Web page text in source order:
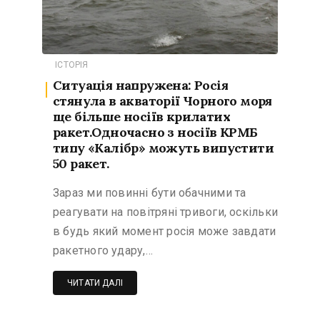
ІСТОРІЯ
Ситуація напружена: Росія
стянула в акваторії Чорного моря
ще більше носіїв крилатих
ракет.Одночасно з носіїв КРМБ
типу «Калібр» можуть випустити
50 ракет.
Зараз ми повинні бути обачними та
реагувати на повітряні тривоги, оскільки
в будь який момент росія може завдати
ракетного удару,…
ЧИТАТИ ДАЛІ